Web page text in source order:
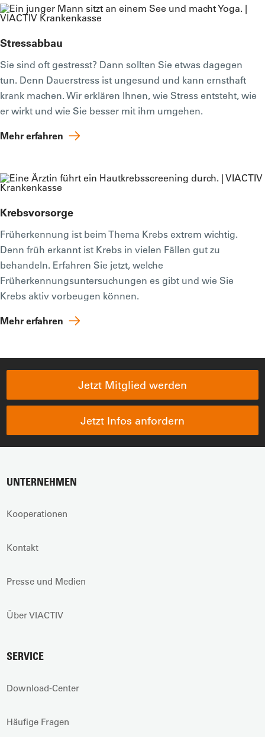
Stressabbau
Sie sind oft gestresst? Dann sollten Sie etwas dagegen
tun. Denn Dauerstress ist ungesund und kann ernsthaft
krank machen. Wir erklären Ihnen, wie Stress entsteht, wie
er wirkt und wie Sie besser mit ihm umgehen.
Mehr erfahren
Krebsvorsorge
Früherkennung ist beim Thema Krebs extrem wichtig.
Denn früh erkannt ist Krebs in vielen Fällen gut zu
behandeln. Erfahren Sie jetzt, welche
Früherkennungsuntersuchungen es gibt und wie Sie
Krebs aktiv vorbeugen können.
Mehr erfahren
Jetzt Mitglied werden
Jetzt Infos anfordern
UNTERNEHMEN
Kooperationen
Kontakt
Presse und Medien
Über VIACTIV
SERVICE
Download-Center
Häufige Fragen